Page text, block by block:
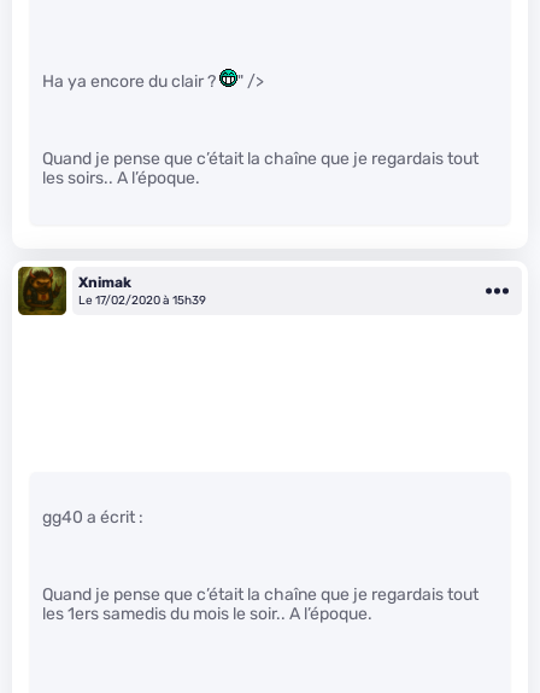
Ha ya encore du clair ? " />
Quand je pense que c’était la chaîne que je regardais tout
les soirs.. A l’époque.
Xnimak
Le 17/02/2020 à 15h39
gg40 a écrit :
Quand je pense que c’était la chaîne que je regardais tout
les 1ers samedis du mois le soir.. A l’époque.